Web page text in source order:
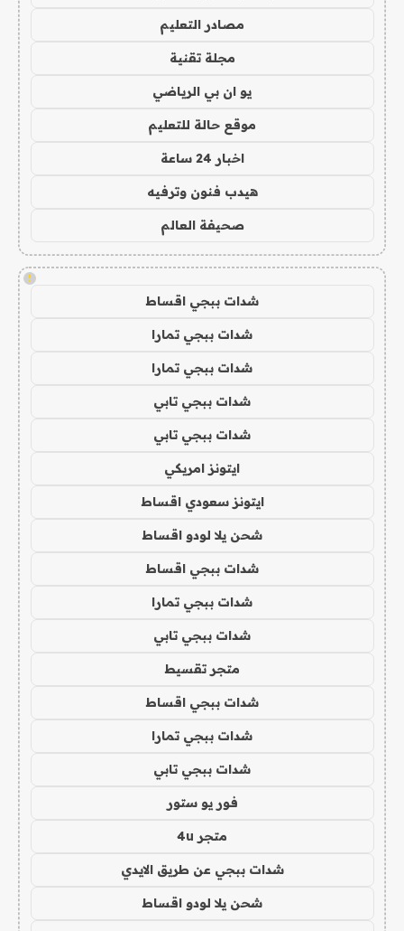
مصادر التعليم
مجلة تقنية
يو ان بي الرياضي
موقع حالة للتعليم
اخبار 24 ساعة
هيدب فنون وترفيه
صحيفة العالم
!
شدات ببجي اقساط
شدات ببجي تمارا
شدات ببجي تمارا
شدات ببجي تابي
شدات ببجي تابي
ايتونز امريكي
ايتونز سعودي اقساط
شحن يلا لودو اقساط
شدات ببجي اقساط
شدات ببجي تمارا
شدات ببجي تابي
متجر تقسيط
شدات ببجي اقساط
شدات ببجي تمارا
شدات ببجي تابي
فور يو ستور
متجر 4u
شدات ببجي عن طريق الايدي
شحن يلا لودو اقساط